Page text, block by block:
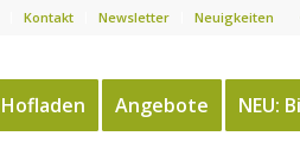
Kontakt Newsletter Neuigkeiten
Hofladen Angebote NEU: